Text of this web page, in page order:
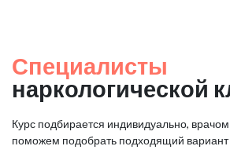
Специалисты
наркологической
Курс подбирается индивидуально,
поможем подобрать подходящий вариант